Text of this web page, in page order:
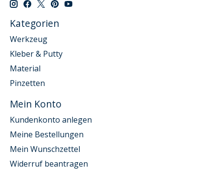
Kategorien
Werkzeug
Kleber & Putty
Material
Pinzetten
Mein Konto
Kundenkonto anlegen
Meine Bestellungen
Mein Wunschzettel
Widerruf beantragen